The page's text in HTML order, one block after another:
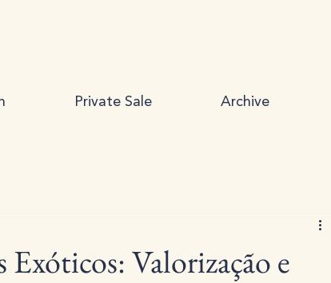
Private Sale Archive
Valorização e